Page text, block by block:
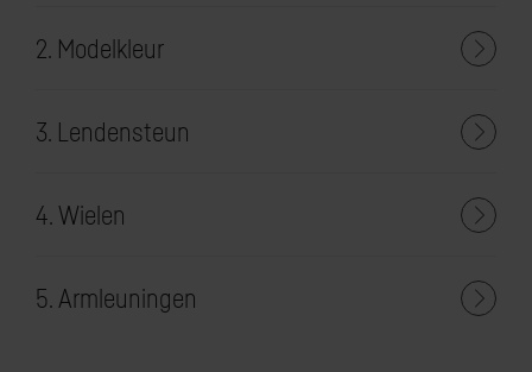
2. Modelkleur
3. Lendensteun
4. Wielen
5. Armleuningen